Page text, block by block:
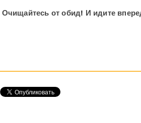
от обид! И идите